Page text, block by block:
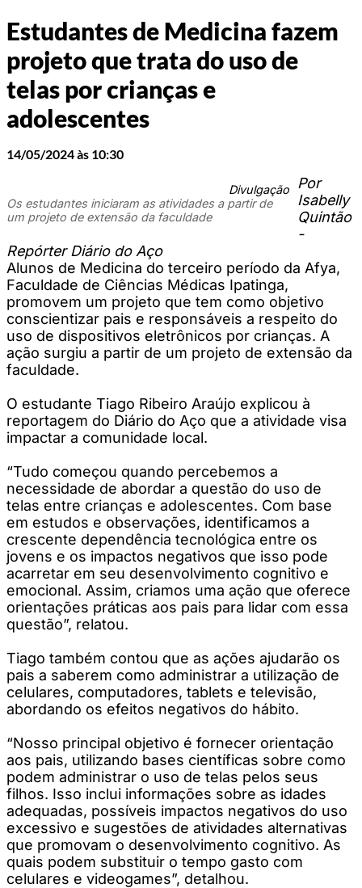
Estudantes de Medicina fazem
projeto que trata do uso de
telas por crianças e
adolescentes
14/05/2024 às 10:30
Divulgação
Os estudantes iniciaram as atividades a partir de
um projeto de extensão da faculdade
Por
Isabelly
Quintão
-
Repórter Diário do Aço
Alunos de Medicina do terceiro período da Afya,
Faculdade de Ciências Médicas Ipatinga,
promovem um projeto que tem como objetivo
conscientizar pais e responsáveis a respeito do
uso de dispositivos eletrônicos por crianças. A
ação surgiu a partir de um projeto de extensão da
faculdade.
O estudante Tiago Ribeiro Araújo explicou à
reportagem do Diário do Aço que a atividade visa
impactar a comunidade local.
“Tudo começou quando percebemos a
necessidade de abordar a questão do uso de
telas entre crianças e adolescentes. Com base
em estudos e observações, identificamos a
crescente dependência tecnológica entre os
jovens e os impactos negativos que isso pode
acarretar em seu desenvolvimento cognitivo e
emocional. Assim, criamos uma ação que oferece
orientações práticas aos pais para lidar com essa
questão”, relatou.
Tiago também contou que as ações ajudarão os
pais a saberem como administrar a utilização de
celulares, computadores, tablets e televisão,
abordando os efeitos negativos do hábito.
“Nosso principal objetivo é fornecer orientação
aos pais, utilizando bases científicas sobre como
podem administrar o uso de telas pelos seus
filhos. Isso inclui informações sobre as idades
adequadas, possíveis impactos negativos do uso
excessivo e sugestões de atividades alternativas
que promovam o desenvolvimento cognitivo. As
quais podem substituir o tempo gasto com
celulares e videogames”, detalhou.